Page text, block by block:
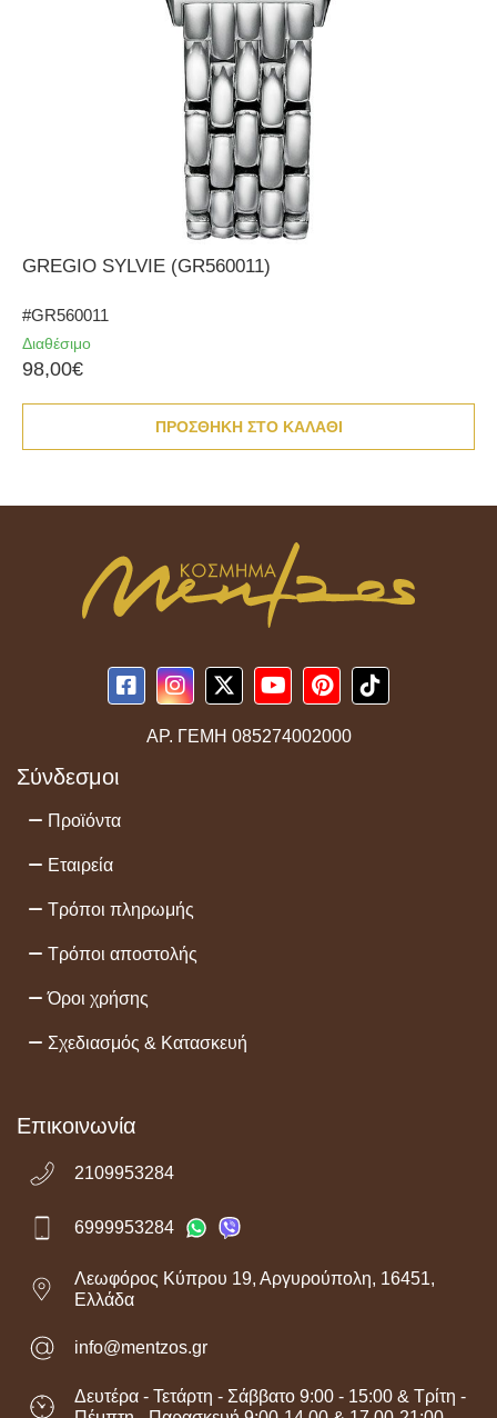
GREGIO SYLVIE (GR560011)
#GR560011
Διαθέσιμο
98,00€
ΠΡΟΣΘΗΚΗ ΣΤΟ ΚΑΛΑΘΙ
ΑΡ. ΓΕΜΗ 085274002000
Σύνδεσμοι
Προϊόντα
Εταιρεία
Τρόποι πληρωμής
Τρόποι αποστολής
Όροι χρήσης
Σχεδιασμός & Κατασκευή
Επικοινωνία
2109953284
6999953284
Λεωφόρος Κύπρου 19, Αργυρούπολη, 16451,
Ελλάδα
info@mentzos.gr
Δευτέρα - Τετάρτη - Σάββατο 9:00 - 15:00 & Τρίτη -